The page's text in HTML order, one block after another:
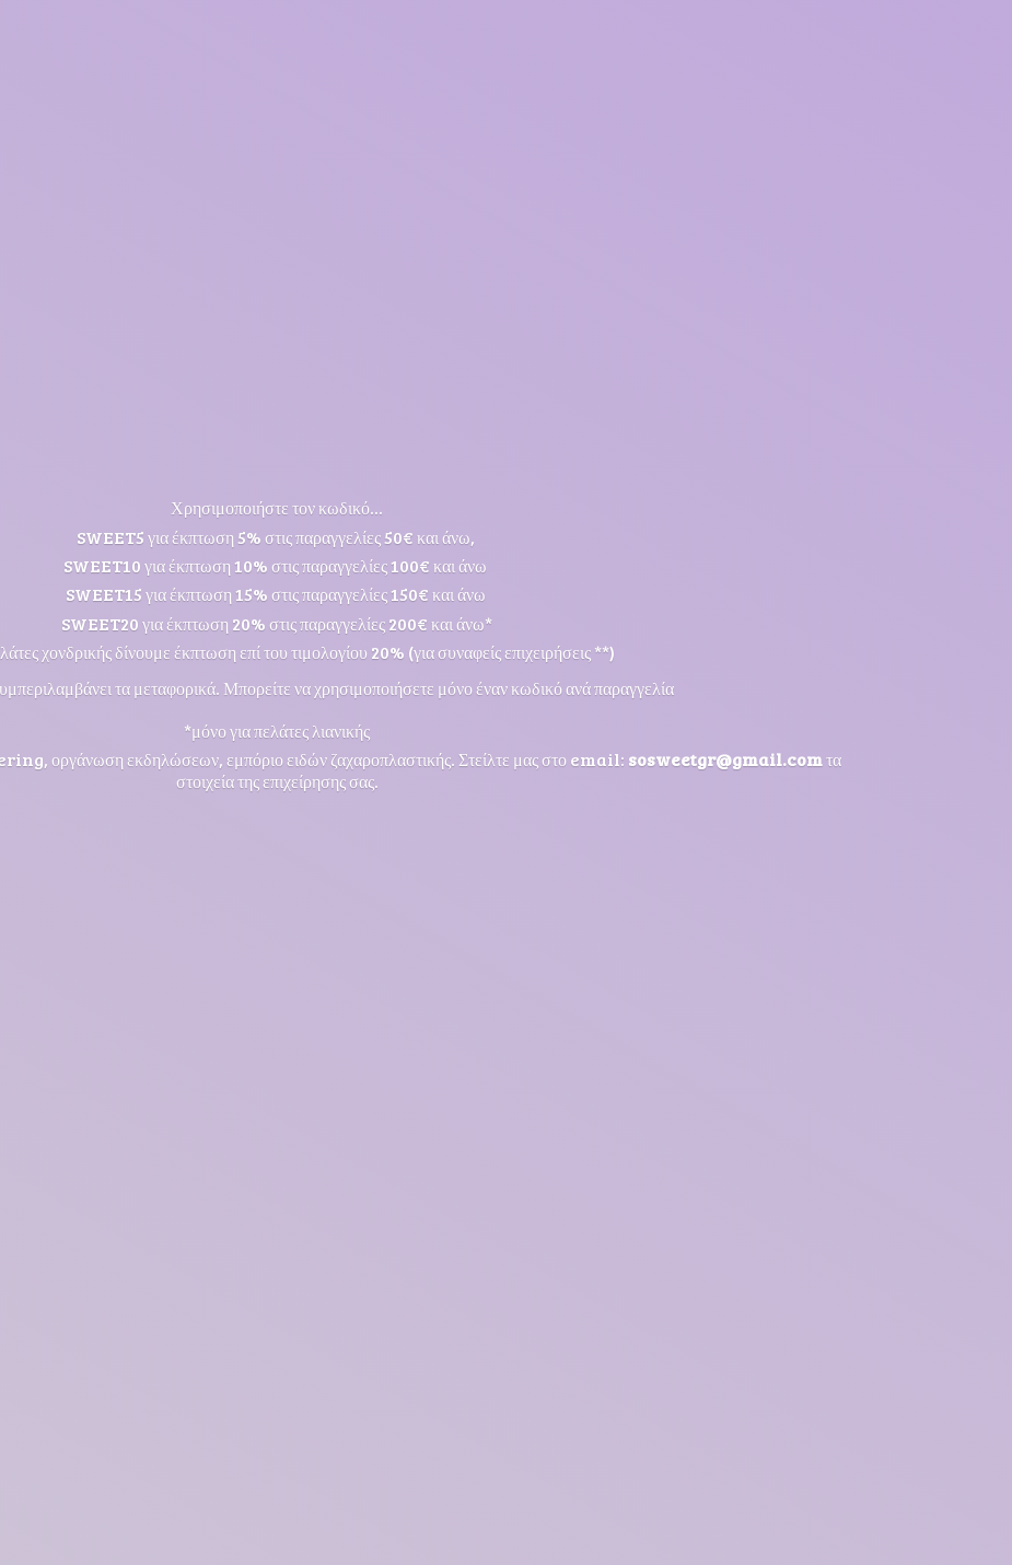
Χρησιμοποιήστε τον κωδικό...
SWEET5 για έκπτωση 5% στις παραγγελίες 50€ και άνω,
SWEET10 για έκπτωση 10% στις παραγγελίες 100€ και άνω
SWEET15 για έκπτωση 15% στις παραγγελίες 150€ και άνω
SWEET20 για έκπτωση 20% στις παραγγελίες 200€ και άνω*
χονδρικής δίνουμε έκπτωση επί του τιμολογίου 20% (για συναφείς επιχειρήσεις **)
τα μεταφορικά. Μπορείτε να χρησιμοποιήσετε μόνο έναν κωδικό ανά παραγγελία
*μόνο για πελάτες λιανικής
οργάνωση εκδηλώσεων, εμπόριο ειδών ζαχαροπλαστικής. Στείλτε μας στο email: sosweetgr@gmail.comτα
στοιχεία της επιχείρησης σας.